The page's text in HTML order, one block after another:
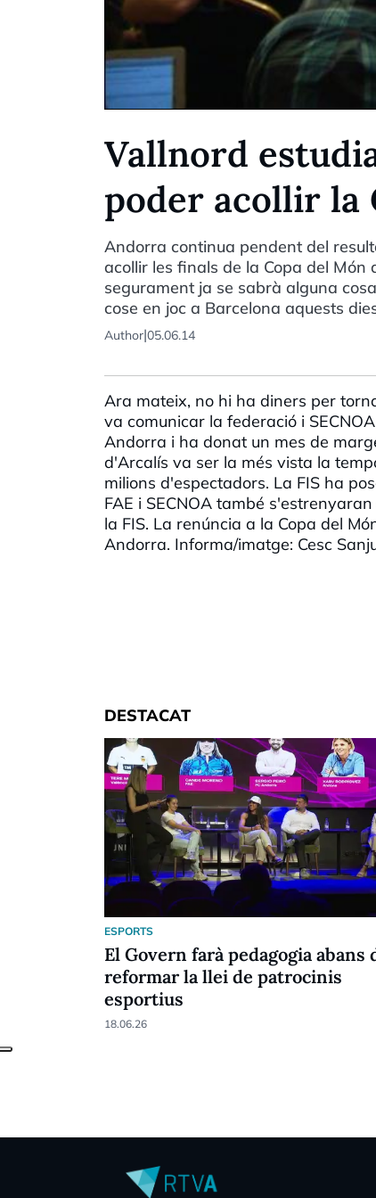
Vallnord
poder acollir la
Andorra continua pendent del
acollir les finals de la Copa del
segurament ja se sabrà alguna
cose en joc a Barcelona aquests
Author|05.06.14
Ara mateix, no hi ha diners per
va comunicar la federació i
Andorra i ha donat un mes de
d'Arcalís va ser la més vista la
milions d'espectadors. La FIS ha
FAE i SECNOA també
la FIS. La renúncia a la Copa del
Andorra. Informa/imatge: Cesc
DESTACAT
ESPORTS
El Govern farà pedagogia abans
reformar la llei de patrocinis
esportius
18.06.26